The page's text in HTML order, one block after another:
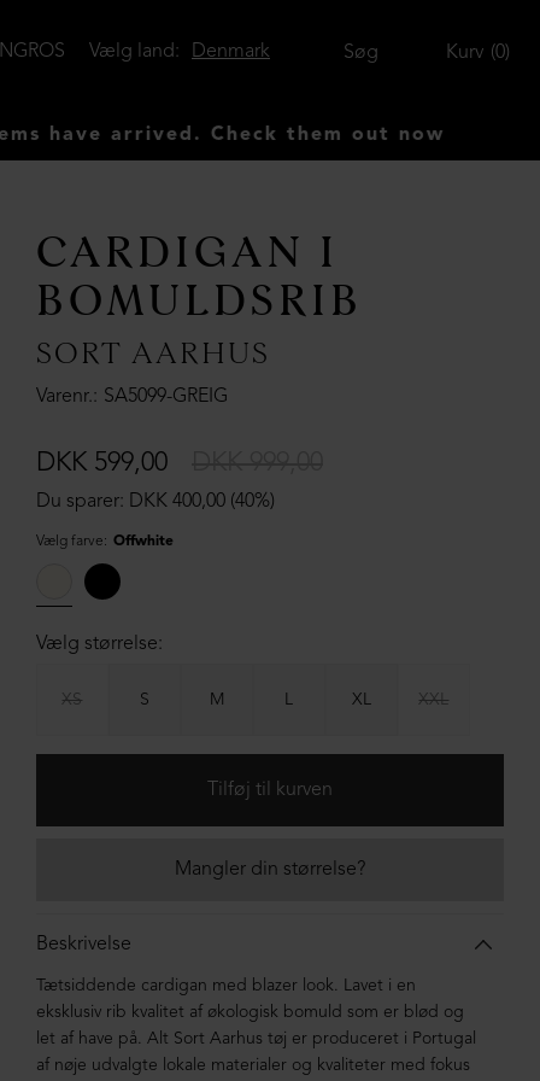
Kurv 0
Søg
Denmark
Vælg land:
arrived. Check them out now
CARDIGAN I
BOMULDSRIB
SORT AARHUS
Varenr. SA5099-GREIG
Du sparer: DKK 400,00 (40%)
DKK 599,00
Vælg farve: Offwhite
Vælg størrelse:
XS S M L XL XXL
Mangler din størrelse?
Beskrivelse
Tætsiddende cardigan med blazer look. Lavet i en
eksklusiv rib kvalitet af økologisk bomuld som er blød og
let af have på. Alt Sort Aarhus tøj er produceret i Portugal
af nøje udvalgte lokale materialer og kvaliteter med fokus